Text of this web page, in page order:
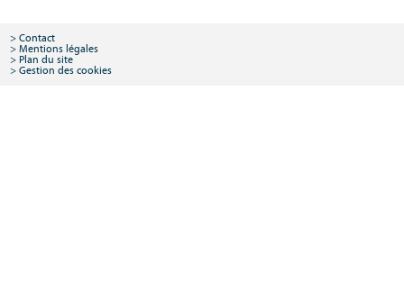
Contact
Mentions légales
Plan du site
Gestion des cookies